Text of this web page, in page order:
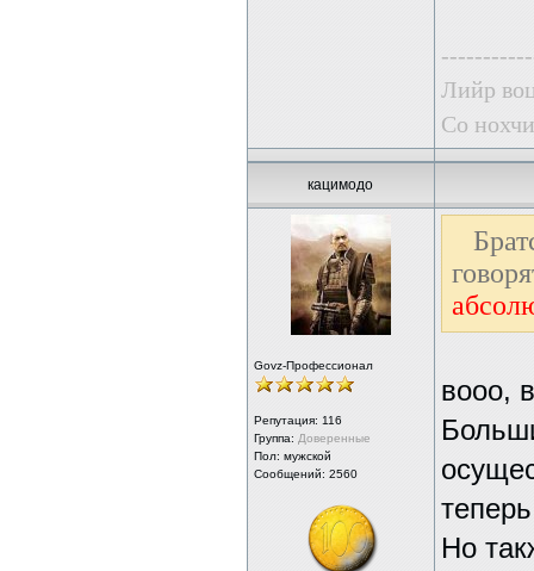
Лийр
Со
кацимодо
Govz-Профессионал
Репутация: 116
Группа: Доверенные
Пол: мужской
Сообщений: 2560
вооо,
Но